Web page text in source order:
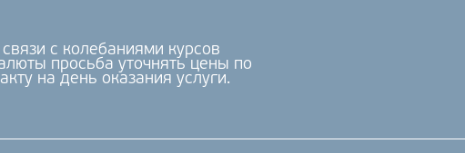
с колебаниями курсов
просьба уточнять цены по
на день оказания услуги.